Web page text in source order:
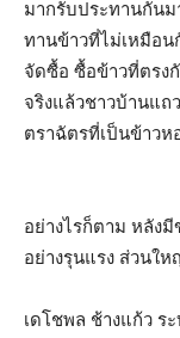
มากรับประทานกันม
ทานข้าวที่ไม่เหมือ
จัดซื้อ ซื้อข้าวที่ตรง
จริงแล้วชาวบ้านแถ
ตราฉัตรที่เป็นข้าว
อย่างไรก็ตาม หลัง
อย่างรุนแรง ส่วนใ
เดโชพล ช้างแก้ว ร